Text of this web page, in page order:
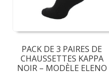
PACK DE 3 PAIRES DE
CHAUSSETTES KAPPA
NOIR – MODÈLE ELENO